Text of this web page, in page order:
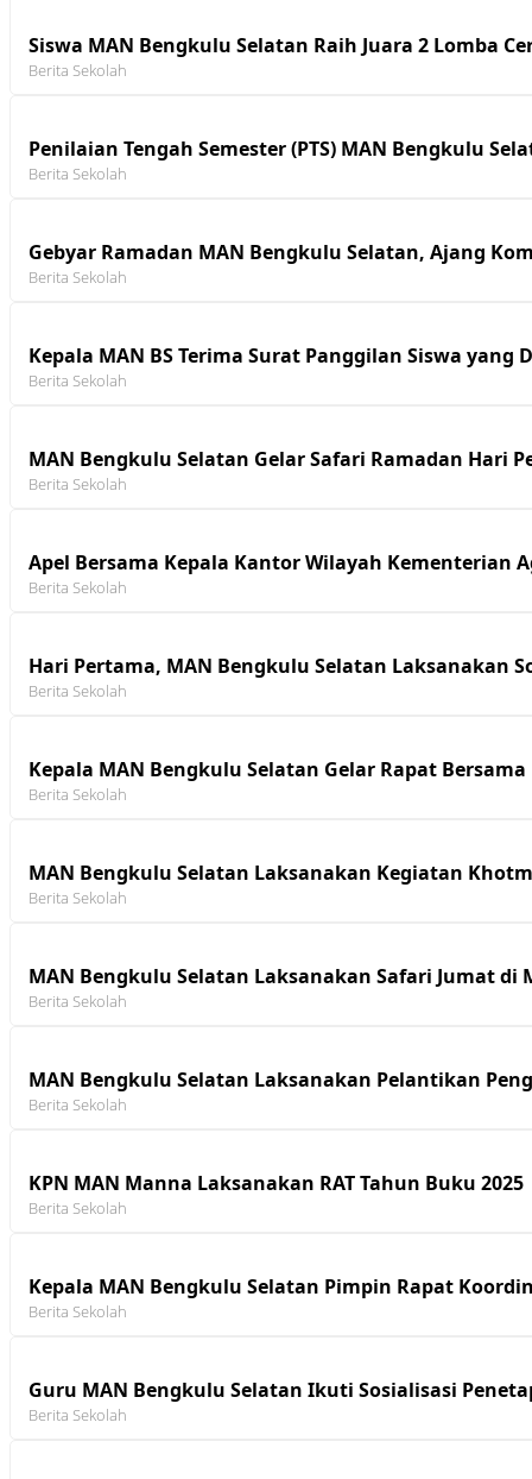
Siswa MAN Bengkulu Selatan Raih Juara 2 Lomba
Berita Sekolah
Penilaian Tengah Semester (PTS) MAN Bengkulu
Berita Sekolah
Gebyar Ramadan MAN Bengkulu Selatan, Ajang
Berita Sekolah
Kepala MAN BS Terima Surat Panggilan Siswa
Berita Sekolah
MAN Bengkulu Selatan Gelar Safari Ramadan Hari
Berita Sekolah
Apel Bersama Kepala Kantor Wilayah Kementerian
Berita Sekolah
Hari Pertama, MAN Bengkulu Selatan Laksanakan
Berita Sekolah
Kepala MAN Bengkulu Selatan Gelar Rapat
Berita Sekolah
MAN Bengkulu Selatan Laksanakan Kegiatan
Berita Sekolah
MAN Bengkulu Selatan Laksanakan Safari Jumat di
Berita Sekolah
MAN Bengkulu Selatan Laksanakan Pelantikan
Berita Sekolah
KPN MAN Manna Laksanakan RAT Tahun Buku 2025
Berita Sekolah
Kepala MAN Bengkulu Selatan Pimpin Rapat
Berita Sekolah
Guru MAN Bengkulu Selatan Ikuti Sosialisasi
Berita Sekolah